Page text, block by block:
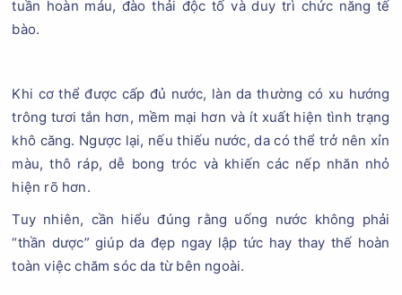
tuần hoàn máu, đào thải độc tố và duy trì chức năng tế
bào.
Khi cơ thể được cấp đủ nước, làn da thường có xu hướng
trông tươi tắn hơn, mềm mại hơn và ít xuất hiện tình trạng
khô căng. Ngược lại, nếu thiếu nước, da có thể trở nên xỉn
màu, thô ráp, dễ bong tróc và khiến các nếp nhăn nhỏ
hiện rõ hơn.
Tuy nhiên, cần hiểu đúng rằng uống nước không phải
“thần dược” giúp da đẹp ngay lập tức hay thay thế hoàn
toàn việc chăm sóc da từ bên ngoài.